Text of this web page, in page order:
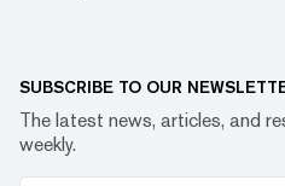
SUBSCRIBE TO OUR
The latest news, articles, and
weekly.